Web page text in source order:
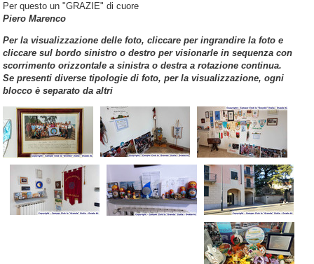
Per questo un "GRAZIE" di cuore
Piero Marenco
Per la visualizzazione delle foto, cliccare per ingrandire la foto e
cliccare sul bordo sinistro o destro per visionarle in sequenza con
scorrimento orizzontale a sinistra o destra a rotazione continua.
Se presenti diverse tipologie di foto, per la visualizzazione, ogni
blocco è separato da altri